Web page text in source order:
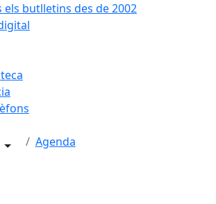
els butlletins des de 2002
Agenda